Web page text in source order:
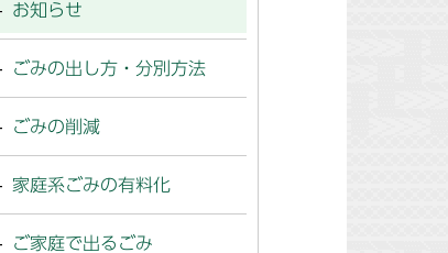
お知らせ
ごみの出し方・分別方法
ごみの削減
家庭系ごみの有料化
ご家庭で出るごみ